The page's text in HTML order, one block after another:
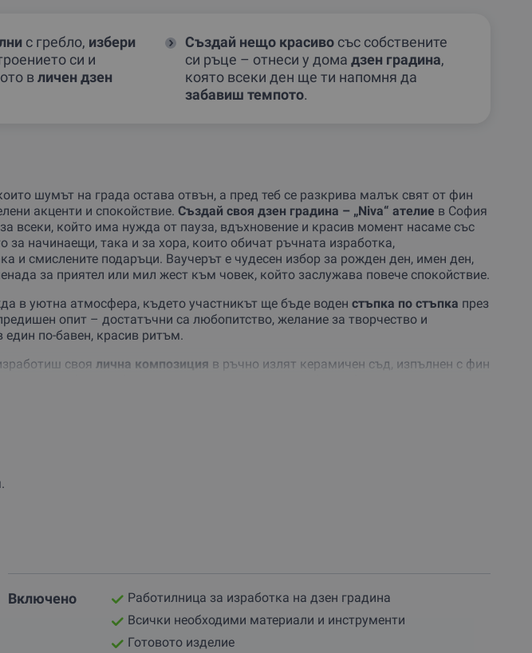
с гребло, избери
си и
вличен дзен
Създай нещо красивосъс собствените
си ръце – отнеси у дома дзен градина,
която всеки ден ще ти напомня да
забавиш темпото.
шумът на града остава отвън, а пред теб се разкрива малък свят от фин
акценти и спокойствие. Създай своя дзен градина – „Niva“ ателие в София
всеки, който има нужда от пауза, вдъхновение и красив момент насаме със
за начинаещи, така и за хора, които обичат ръчната изработка,
и смислените подаръци. Ваучерът е чудесен избор за рожден ден, имен ден,
за приятел или мил жест към човек, който заслужава повече спокойствие.
в уютна атмосфера, където участникът ще бъде воден стъпка по стъпка през
опит – достатъчни са любопитство, желание за творчество и
един по-бавен, красив ритъм.
своя лична композиция в ръчно излят керамичен съд, изпълнен с фин
с гребло за оформяне на пясъчни вълни, подбрани фигурки и зелени
да създадеш хармоничен
дзен градина
Включено
Работилница за изработка на дзен градина
Всички необходими материали и инструменти
Готовото изделие